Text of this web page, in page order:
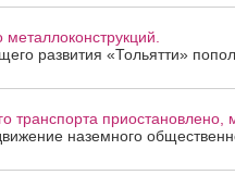
развития «Тольятти»
приостановлено,
наземного